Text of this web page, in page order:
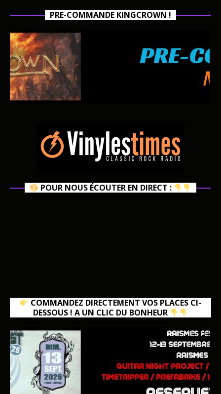
PRE-COMMANDE KINGCROWN !
POUR NOUS ÉCOUTER EN DIRECT :
COMMANDEZ DIRECTEMENT VOS PLACES CI-
DESSOUS ! A UN CLIC DU BONHEUR